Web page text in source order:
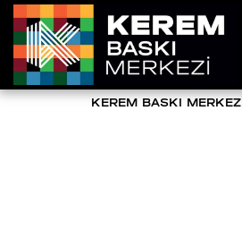
KEREM BASKI MERKEZİ